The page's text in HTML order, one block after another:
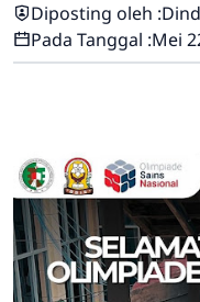
Diposting oleh :
Pada Tanggal :Mei